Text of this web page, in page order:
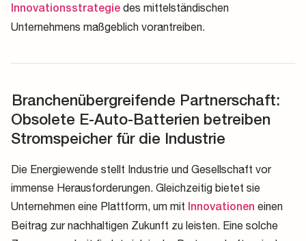
Innovationsstrategie des mittelständischen
Unternehmens maßgeblich vorantreiben.
Branchenübergreifende Partnerschaft:
Obsolete E-Auto-Batterien betreiben
Stromspeicher für die Industrie
Die Energiewende stellt Industrie und Gesellschaft vor
immense Herausforderungen. Gleichzeitig bietet sie
Unternehmen eine Plattform, um mit Innovationen einen
Beitrag zur nachhaltigen Zukunft zu leisten. Eine solche